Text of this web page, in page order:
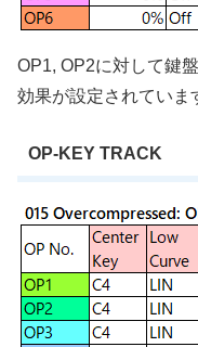
OP1, OP2に対して鍵
効果が設定されていま
OP-KEY TRACK